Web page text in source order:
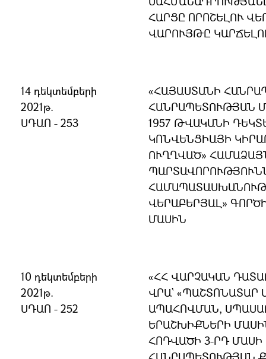
ՀԱՐՑԸ ՈՐՈՇԵԼՈՒ
ՎԱՐՈՒՅԹԸ
14 դեկտեմբերի
2021թ.
ՍԴԱՈ - 253
«ՀԱՅԱՍՏԱՆԻ
ՀԱՆՐԱՊԵՏՈՒԹՅԱՆ
1957 ԹՎԱԿԱՆԻ
ԿՈՆՎԵՆՑԻԱՅԻ
ՈՒՂՂՎԱԾ»
ՎԵՐԱԲԵՐՅԱԼ»
ՄԱՍԻՆ
10 դեկտեմբերի
2021թ.
ՍԴԱՈ - 252
«ՀՀ ՎԱՐՉԱԿԱՆ
ՎՐԱ` «ՊԱՇՏՈՆԱՏԱՐ
ԱՊԱՀՈՎՄԱՆ,
ԵՐԱՇԽԻՔՆԵՐԻ
ՀՈԴՎԱԾԻ 3-ՐԴ